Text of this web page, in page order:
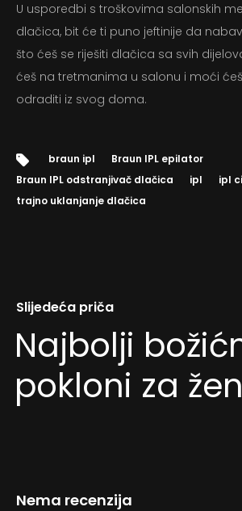
U usporedbi s troškovima salonskih
dlačica, bit će ti puno jeftinije da
što ćeš se riješiti dlačica sa svih
ćeš na tretmanima u salonu i moći
odraditi iz svog doma.
Tags: braun ipl
Braun IPL epilator
Braun IPL odstranjivač dlačica
ipl
ipl
trajno uklanjanje dlačica
Slijedeća priča
Najbolji
pokloni za
Nema recenzija